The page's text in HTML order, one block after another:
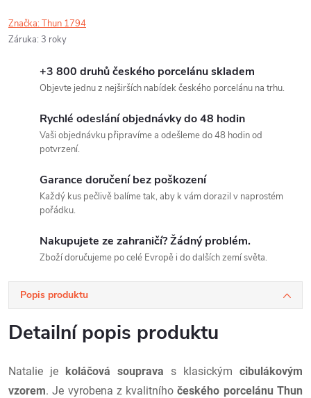
Značka:Thun 1794
Záruka: 3 roky
+3 800 druhů českého porcelánu skladem
Objevte jednu z nejširších nabídek českého porcelánu na trhu.
Rychlé odeslání objednávky do 48 hodin
Vaši objednávku připravíme a odešleme do 48 hodin od
potvrzení.
Garance doručení bez poškození
Každý kus pečlivě balíme tak, aby k vám dorazil v naprostém
pořádku.
Nakupujete ze zahraničí? Žádný problém.
Zboží doručujeme po celé Evropě i do dalších zemí světa.
Popis produktu
Detailní popis produktu
Natalie je koláčová souprava s klasickým cibulákovým
vzorem. Je vyrobena z kvalitníhočeského porcelánu Thun